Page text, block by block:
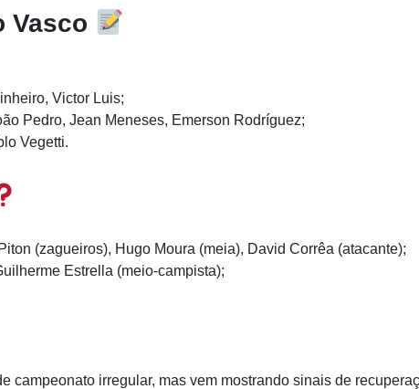
Vasco
Victor Luis;
Pedro, Jean Meneses, Emerson Rodríguez;
Vegetti.
(zagueiros), Hugo Moura (meia), David Corrêa (atacante);
Estrella (meio-campista);
campeonato irregular, mas vem mostrando sinais de